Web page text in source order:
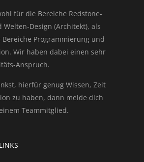
für die Bereiche Redstone-
Welten-Design (Architekt), als
Programmierung und
Wir haben dabei einen sehr
Anspruch.
hierfür genug Wissen, Zeit
zu haben, dann melde dich
Teammitglied.